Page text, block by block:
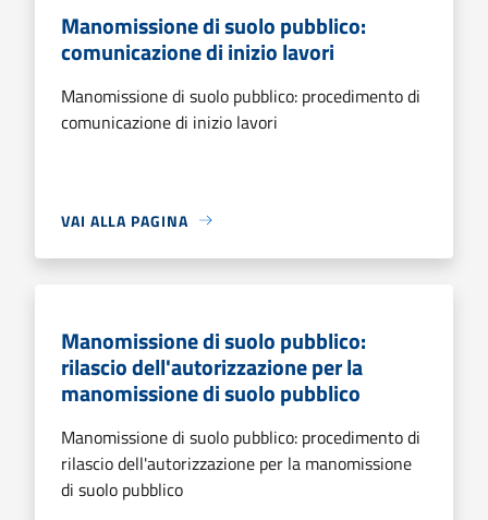
Manomissione di suolo pubblico:
comunicazione di inizio lavori
Manomissione di suolo pubblico: procedimento di
comunicazione di inizio lavori
VAI ALLA PAGINA
Manomissione di suolo pubblico:
rilascio dell'autorizzazione per la
manomissione di suolo pubblico
Manomissione di suolo pubblico: procedimento di
rilascio dell'autorizzazione per la manomissione
di suolo pubblico